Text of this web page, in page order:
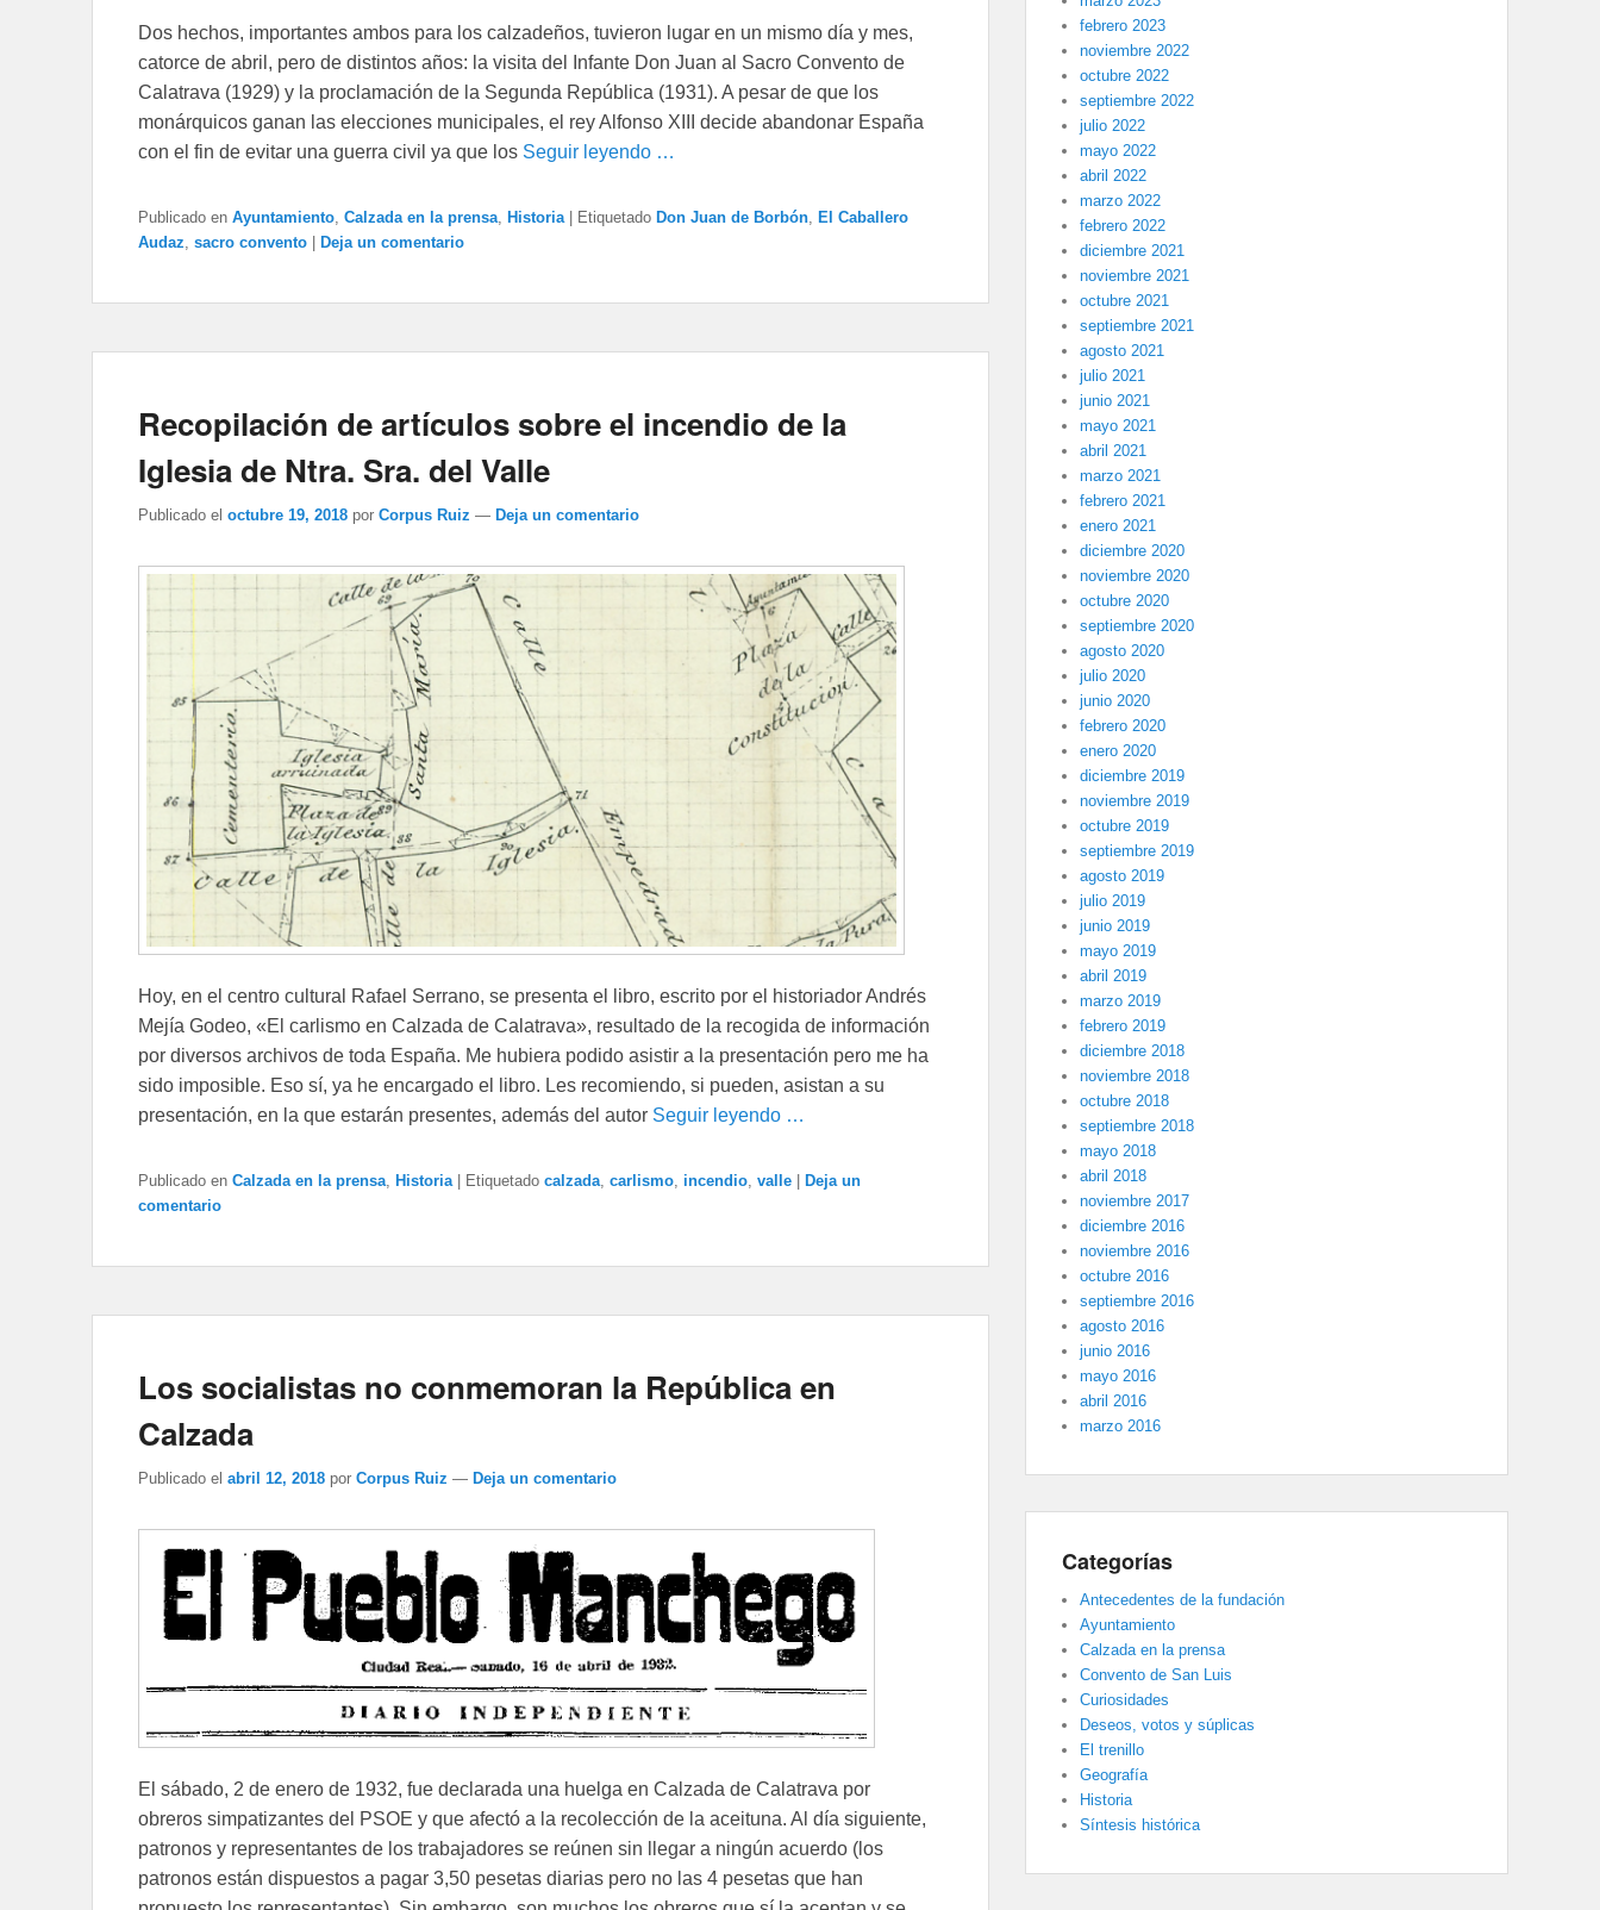
Dos hechos, importantes ambos para los calzadeños, tuvieron lugar en un mismo día y mes,
catorce de abril, pero de distintos años: la visita del Infante Don Juan al Sacro Convento de
Calatrava (1929) y la proclamación de la Segunda República (1931). A pesar de que los
monárquicos ganan las elecciones municipales, el rey Alfonso XIII decide abandonar España
con el fin de evitar una guerra civil ya que los Seguir leyendo …
Publicado en Ayuntamiento, Calzada en la prensa, Historia Etiquetado Don Juan de Borbón, El Caballero
Audaz, sacro convento Deja un comentario
Recopilación de artículos sobre el incendio de la
Iglesia de Ntra. Sra. del Valle
Publicado el octubre 19, 2018 por Corpus Ruiz — Deja un comentario
Hoy, en el centro cultural Rafael Serrano, se presenta el libro, escrito por el historiador Andrés
Mejía Godeo, «El carlismo en Calzada de Calatrava», resultado de la recogida de información
por diversos archivos de toda España. Me hubiera podido asistir a la presentación pero me ha
sido imposible. Eso sí, ya he encargado el libro. Les recomiendo, si pueden, asistan a su
presentación, en la que estarán presentes, además del autor Seguir leyendo …
Publicado en Calzada en la prensa, Historia Etiquetado calzada, carlismo, incendio, valle
Deja un
comentario
Los socialistas no conmemoran la República en
Calzada
Publicado el abril 12, 2018 por Corpus Ruiz — Deja un comentario
El sábado, 2 de enero de 1932, fue declarada una huelga en Calzada de Calatrava por
obreros simpatizantes del PSOE y que afectó a la recolección de la aceituna. Al día siguiente,
patronos y representantes de los trabajadores se reúnen sin llegar a ningún acuerdo (los
patronos están dispuestos a pagar 3,50 pesetas diarias pero no las 4 pesetas que han
febrero 2023
noviembre 2022
octubre 2022
septiembre 2022
julio 2022
mayo 2022
abril 2022
marzo 2022
febrero 2022
diciembre 2021
noviembre 2021
octubre 2021
septiembre 2021
agosto 2021
julio 2021
junio 2021
mayo 2021
abril 2021
marzo 2021
febrero 2021
enero 2021
diciembre 2020
noviembre 2020
octubre 2020
septiembre 2020
agosto 2020
julio 2020
junio 2020
febrero 2020
enero 2020
diciembre 2019
noviembre 2019
octubre 2019
septiembre 2019
agosto 2019
julio 2019
junio 2019
mayo 2019
abril 2019
marzo 2019
febrero 2019
diciembre 2018
noviembre 2018
octubre 2018
septiembre 2018
mayo 2018
abril 2018
noviembre 2017
diciembre 2016
noviembre 2016
octubre 2016
septiembre 2016
agosto 2016
junio 2016
mayo 2016
abril 2016
marzo 2016
Categorías
Antecedentes de la fundación
Ayuntamiento
Calzada en la prensa
Convento de San Luis
Curiosidades
Deseos, votos y súplicas
El trenillo
Geografía
Historia
Síntesis histórica